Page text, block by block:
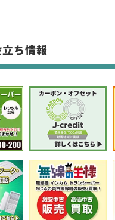
ード入力(製品名等)
選択条件をリセット
ち情報